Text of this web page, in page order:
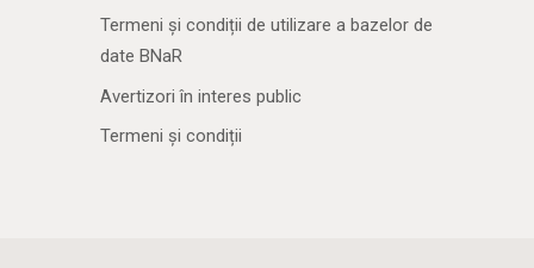
Termeni și condiții de utilizare a bazelor de
date BNaR
Avertizori în interes public
Termeni și condiții